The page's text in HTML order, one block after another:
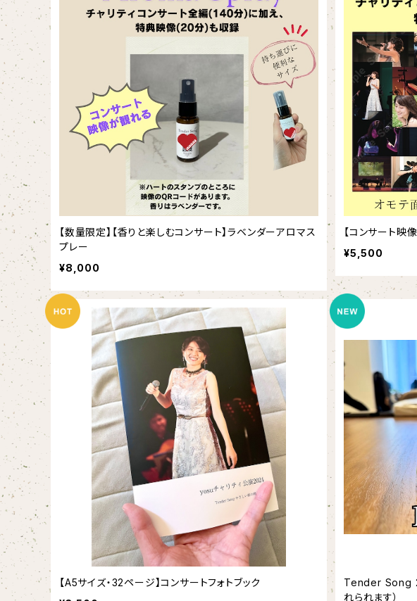
【数量限定】【香りと楽しむコンサート】ラベンダーアロマス
プレー
¥8,000
【コンサート映
¥5,500
【A5サイズ・32ページ】コンサートフォトブック
Tender Song 2024 オリジナルラバーバンド（サインも入
れられます）